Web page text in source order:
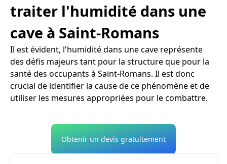
traiter l'humidité dans une
cave à Saint-Romans
Il est évident, l'humidité dans une cave représente
des défis majeurs tant pour la structure que pour la
santé des occupants à Saint-Romans. Il est donc
crucial de identifier la cause de ce phénomène et de
utiliser les mesures appropriées pour le combattre.
Obtenir un devis gratuitement